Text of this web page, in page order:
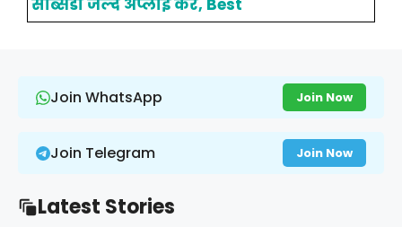
सब्सिडी जल्द अप्लाई करें, Best
Join WhatsApp Join Now
Join Telegram Join Now
Latest Stories